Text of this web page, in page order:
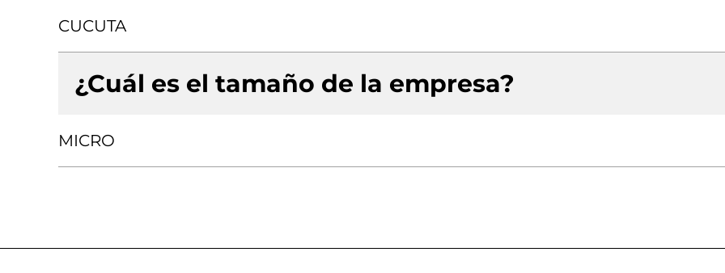
CUCUTA
¿Cuál es el tamaño de la empresa?
MICRO